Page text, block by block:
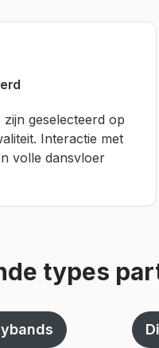
geselecteerd op
Interactie met
volle dansvloer
types